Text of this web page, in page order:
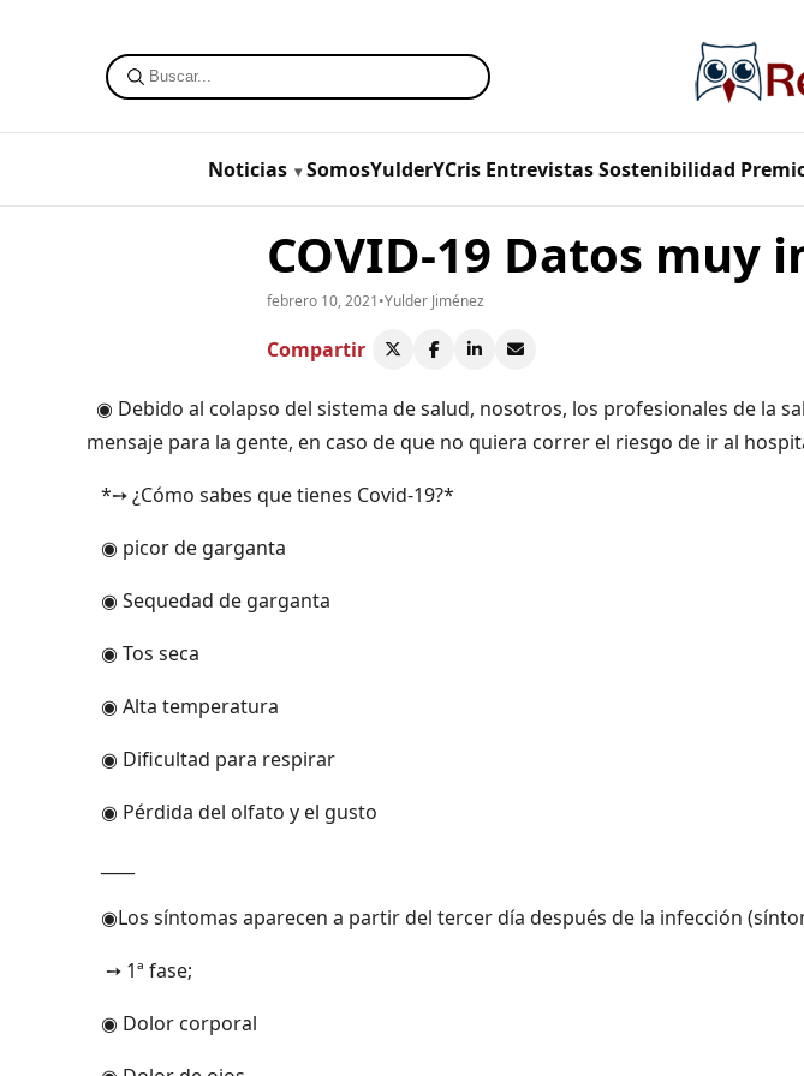
Noticias SomosYulderYCris Entrevistas Sostenibilidad
COVID-19 Datos muy
febrero 10, 2021•Yulder Jiménez
Compartir
◉ Debido al colapso del sistema de salud, nosotros, los profesionales de la
mensaje para la gente, en caso de que no quiera correr el riesgo de ir al
*➙ ¿Cómo sabes que tienes Covid-19?*
◉ picor de garganta
◉ Sequedad de garganta
◉ Tos seca
◉ Alta temperatura
◉ Dificultad para respirar
◉ Pérdida del olfato y el gusto
◉Los síntomas aparecen a partir del tercer día después de la infección
➙ 1ª fase;
◉ Dolor corporal